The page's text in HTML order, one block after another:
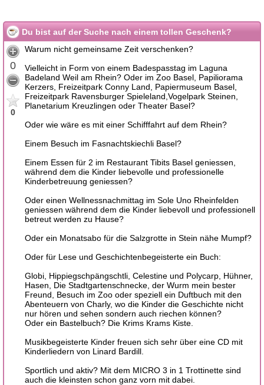
Du bist auf der Suche nach einem tollen Geschenk?
0
0
Warum nicht gemeinsame Zeit verschenken?
Vielleicht in Form von einem Badespasstag im Laguna
Badeland Weil am Rhein? Oder im Zoo Basel, Papiliorama
Kerzers, Freizeitpark Conny Land, Papiermuseum Basel,
Freizeitpark Ravensburger Spieleland,Vogelpark Steinen,
Planetarium Kreuzlingen oder Theater Basel?
Oder wie wäre es mit einer Schifffahrt auf dem Rhein?
Einem Besuch im Fasnachtskiechli Basel?
Einem Essen für 2 im Restaurant Tibits Basel geniessen,
während dem die Kinder liebevolle und professionelle
Kinderbetreuung geniessen?
Oder einen Wellnessnachmittag im Sole Uno Rheinfelden
geniessen während dem die Kinder liebevoll und professionell
betreut werden zu Hause?
Oder ein Monatsabo für die Salzgrotte in Stein nähe Mumpf?
Oder für Lese und Geschichtenbegeisterte ein Buch:
Globi, Hippiegschpängschtli, Celestine und Polycarp, Hühner,
Hasen, Die Stadtgartenschnecke, der Wurm mein bester
Freund, Besuch im Zoo oder speziell ein Duftbuch mit den
Abenteuern von Charly, wo die Kinder die Geschichte nicht
nur hören und sehen sondern auch riechen können?
Oder ein Bastelbuch? Die Krims Krams Kiste.
Musikbegeisterte Kinder freuen sich sehr über eine CD mit
Kinderliedern von Linard Bardill.
Sportlich und aktiv? Mit dem MICRO 3 in 1 Trottinette sind
auch die kleinsten schon ganz vorn mit dabei.